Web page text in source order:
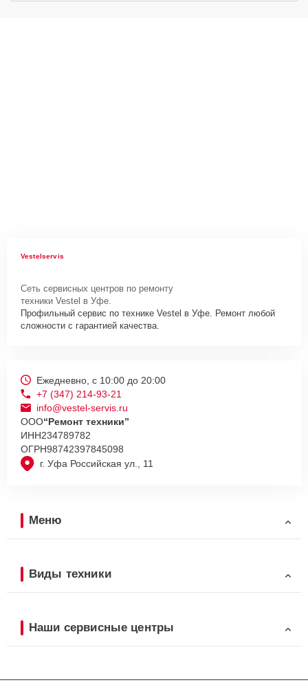
Vestelservis
Сеть сервисных центров по ремонту
техники Vestel в Уфе.
Профильный сервис по технике Vestel в Уфе. Ремонт любой
сложности с гарантией качества.
г. Уфа Российская ул., 11
Ежедневно, с 10:00 до 20:00
+7 (347) 214-93-21
info@vestel-servis.ru
ООО“Ремонт техники”
ИНН234789782
ОГРН98742397845098
Меню
Виды техники
Наши сервисные центры